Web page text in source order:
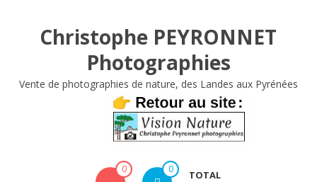
Christophe PEYRONNET
Photographies
Vente de photographies de nature, des Landes aux Pyrénées
0 0 TOTAL